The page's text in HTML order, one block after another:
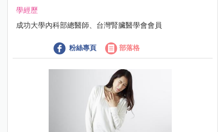
學經歷
成功大學內科部總醫師、台灣腎臟醫學會會員
粉絲專頁 部落格